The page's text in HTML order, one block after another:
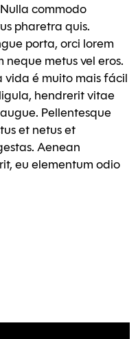
commodo
pharetra quis.
porta, orci lorem
metus vel eros.
vida é muito mais fácil
hendrerit vitae
Pellentesque
et netus et
Aenean
eu elementum odio